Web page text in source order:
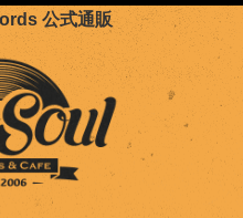
公式通販